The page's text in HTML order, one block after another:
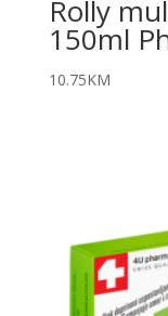
Rolly
150ml
10.75KM